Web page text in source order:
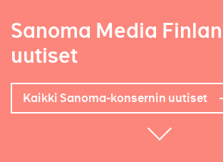
Sanoma Media
uutiset
Kaikki Sanoma-konsernin uutiset